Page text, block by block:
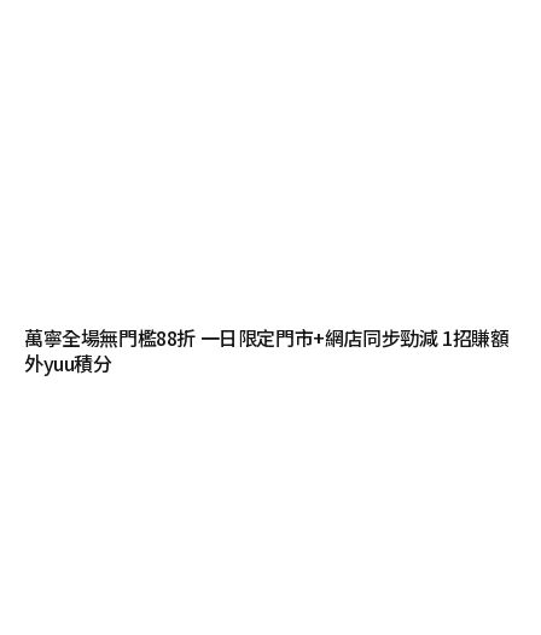
萬寧全場無門檻88折 一日限定門市+網店同步勁減 1招賺額
外yuu積分